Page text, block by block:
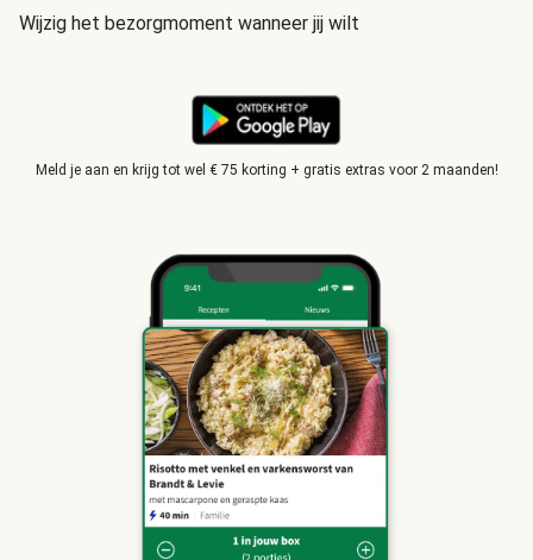
Wijzig het bezorgmoment wanneer jij wilt
Meld je aan en krijg tot wel € 75 korting + gratis extras voor 2 maanden!